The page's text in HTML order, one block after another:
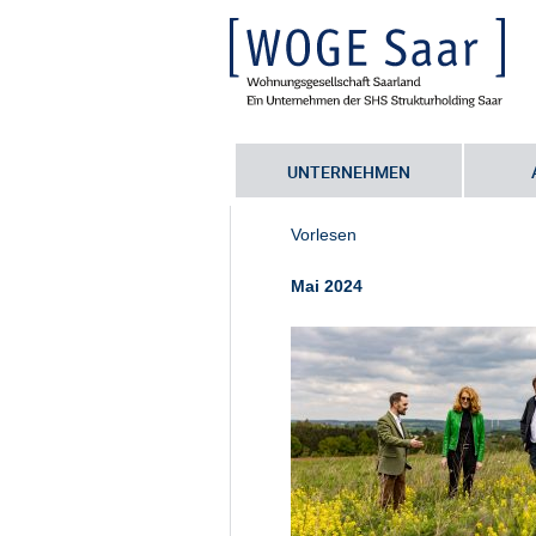
UNTERNEHMEN
Sie befinden sich hier:
Vorlesen
Mai 2024